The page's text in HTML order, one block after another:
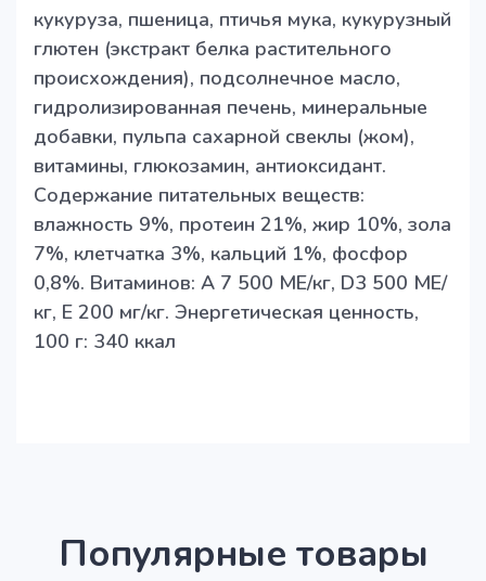
кукуруза, пшеница, птичья мука, кукурузный
глютен (экстракт белка растительного
происхождения), подсолнечное масло,
гидролизированная печень, минеральные
добавки, пульпа сахарной свеклы (жом),
витамины, глюкозамин, антиоксидант.
Содержание питательных веществ:
влажность 9%, протеин 21%, жир 10%, зола
7%, клетчатка 3%, кальций 1%, фосфор
0,8%. Витаминов: A 7 500 МЕ/кг, D3 500 МЕ/
кг, Е 200 мг/кг. Энергетическая ценность,
100 г: 340 ккал
Популярные товары